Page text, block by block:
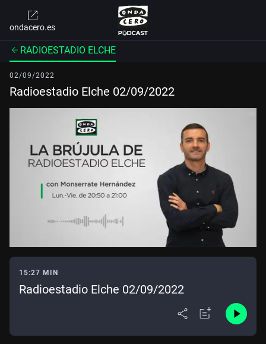
ondacero.es
RADIOESTADIO ELCHE
02/09/2022
Radioestadio Elche 02/09/2022
15:27 MIN
Radioestadio Elche 02/09/2022